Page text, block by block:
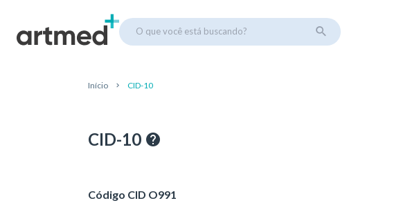
O que você está buscando?
Início CID-10
CID-10
Código CID O991